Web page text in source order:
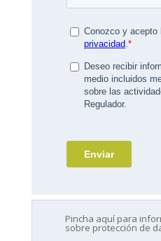
Pincha aquí para
sobre protección de